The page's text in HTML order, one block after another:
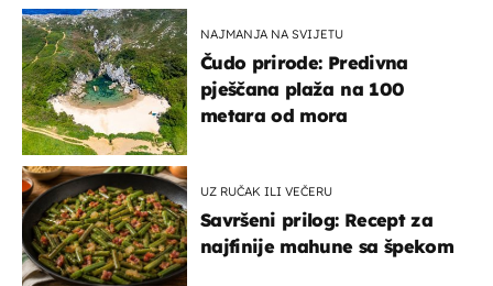
NAJMANJA NA SVIJETU
Čudo prirode: Predivna
pješčana plaža na 100
metara od mora
UZ RUČAK ILI VEČERU
Savršeni prilog: Recept za
najfinije mahune sa špekom